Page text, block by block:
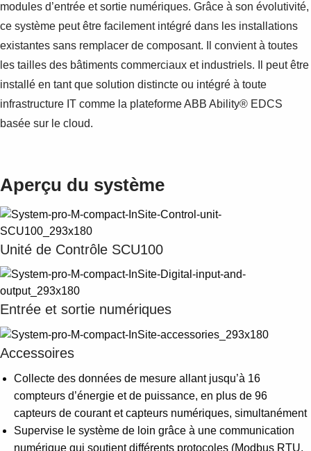
modules d’entrée et sortie numériques. Grâce à son évolutivité,
ce système peut être facilement intégré dans les installations
existantes sans remplacer de composant. Il convient à toutes
les tailles des bâtiments commerciaux et industriels. Il peut être
installé en tant que solution distincte ou intégré à toute
infrastructure IT comme la plateforme ABB Ability® EDCS
basée sur le cloud.
Aperçu du système
Unité de Contrôle SCU100
Entrée et sortie numériques
Accessoires
Collecte des données de mesure allant jusqu’à 16
compteurs d’énergie et de puissance, en plus de 96
capteurs de courant et capteurs numériques, simultanément
Supervise le système de loin grâce à une communication
numérique qui soutient différents protocoles (Modbus RTU,